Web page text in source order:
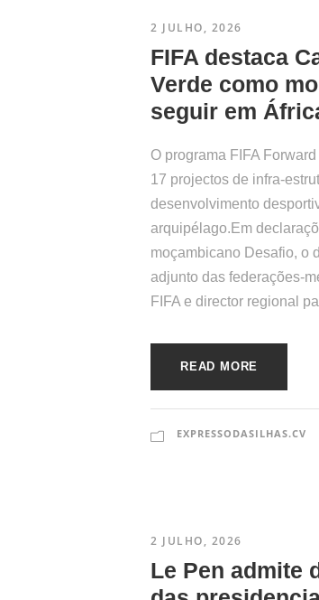
2 JULHO, 2026
FIFA destaca
Verde como
seguir em
O programa FIFA
17 projectos de infra-
desenvolvimento
arquipélago.Em
moçambicano Desafio, o
adjunto das federações-
FIFA e director regional
READ MORE
EXPRESSODASILHAS.CV
2 JULHO, 2026
Le Pen admite